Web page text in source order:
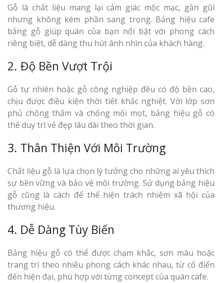
Gỗ là chất liệu mang lại cảm giác mộc mạc, gần gũi
nhưng không kém phần sang trọng. Bảng hiệu cafe
bằng gỗ giúp quán của bạn nổi bật với phong cách
riêng biệt, dễ dàng thu hút ánh nhìn của khách hàng.
2. Độ Bền Vượt Trội
Gỗ tự nhiên hoặc gỗ công nghiệp đều có độ bền cao,
chịu được điều kiện thời tiết khắc nghiệt. Với lớp sơn
phủ chống thấm và chống mối mọt, bảng hiệu gỗ có
thể duy trì vẻ đẹp lâu dài theo thời gian.
3. Thân Thiện Với Môi Trường
Chất liệu gỗ là lựa chọn lý tưởng cho những ai yêu thích
sự bền vững và bảo vệ môi trường. Sử dụng bảng hiệu
gỗ cũng là cách để thể hiện trách nhiệm xã hội của
thương hiệu.
4. Dễ Dàng Tùy Biến
Bảng hiệu gỗ có thể được chạm khắc, sơn màu hoặc
trang trí theo nhiều phong cách khác nhau, từ cổ điển
đến hiện đại, phù hợp với từng concept của quán cafe.